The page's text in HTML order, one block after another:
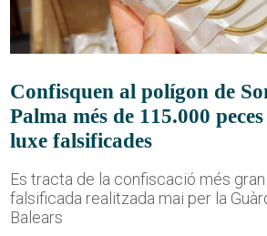
Confisquen al polígon de
Palma més de 115.000
luxe falsificades
Es tracta de la confiscació més
falsificada realitzada mai per la
Balears